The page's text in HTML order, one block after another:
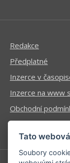
Redakce
Předplatné
Inzerce v
Inzerce na www
Obchodní
Ochrana osobních
Tato
Soubory